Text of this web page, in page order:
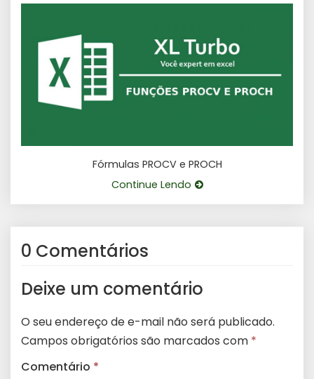
Fórmulas PROCV e PROCH
Continue Lendo
0 Comentários
Deixe um comentário
O seu endereço de e-mail não será publicado.
Campos obrigatórios são marcados com *
Comentário *